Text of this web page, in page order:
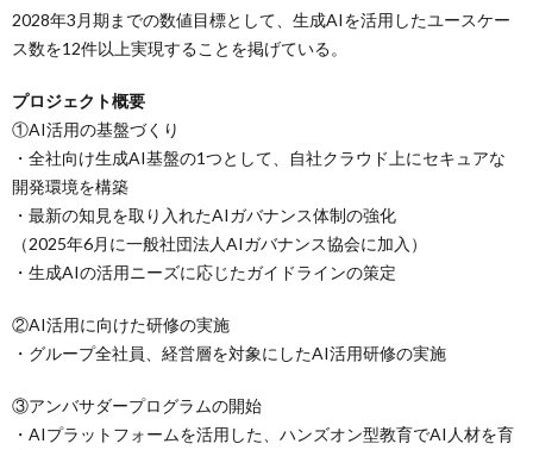
2028年3月期までの数値目標として、生成AIを活用したユースケー
ス数を12件以上実現することを掲げている。
プロジェクト概要
①AI活用の基盤づくり
・全社向け生成AI基盤の1つとして、自社クラウド上にセキュアな
開発環境を構築
・最新の知見を取り入れたAIガバナンス体制の強化
（2025年6月に一般社団法人AIガバナンス協会に加入）
・生成AIの活用ニーズに応じたガイドラインの策定
②AI活用に向けた研修の実施
・グループ全社員、経営層を対象にしたAI活用研修の実施
③アンバサダープログラムの開始
・AIプラットフォームを活用した、ハンズオン型教育でAI人材を育